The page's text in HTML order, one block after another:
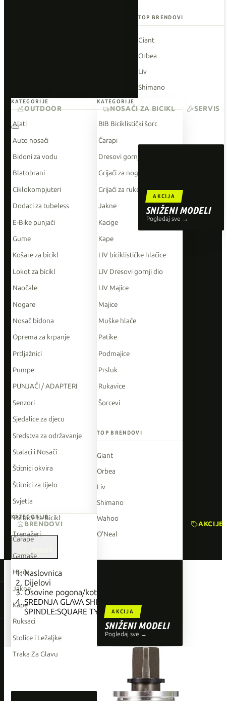
TOP BRENDOVI
Giant
Orbea
Liv
Shimano
O'Neal
AKCIJA
SNIŽENI MODELI
Pogledaj sve →
KATEGORIJE
Alati
Auto nosači
Bidoni za vodu
Blatobrani
Ciklokompjuteri
Dodaci za tubeless
E-Bike punjači
Gume
Košare za bicikl
Lokot za bicikl
Naočale
Nogare
Nosač bidona
Oprema za krpanje
Prtljažnici
Pumpe
PUNJAČI / ADAPTERI
Senzori
Sjedalice za djecu
Sredstva za održavanje
Stalaci i Nosači
Štitnici okvira
Štitnici za tijelo
Svjetla
Torbice za Bicikl
Trenažeri
Giant
Orbea
Liv
Shimano
Wahoo
KATEGORIJE
BIB Biciklistički šorc
Čarapi
Dresovi gornji dio
Grijači za noge
Grijači za ruke
Jakne
Kacige
Kape
LIV biciklističke hlačice
LIV Dresovi gornji dio
LIV Majice
Majice
Muške hlače
Patike
Podmajice
Prsluk
Rukavice
Šorcevi
TOP BRENDOVI
Giant
Orbea
Liv
Shimano
Wahoo
O'Neal
AKCIJA
SNIŽENI MODELI
Pogledaj sve →
OUTDOOR
KATEGORIJE
Čarape
Gamaše
Hlače
Jakne
Kape
Ruksaci
Stolice i Ležaljke
Traka Za Glavu
NOSAČI ZA BICIKL SERVIS
BRENDOVI AKCIJE

Naslovnica
Dijelovi
Osovine pogona/kotača
SREDNJA GLAVA SHIMANO BB-UN300,
SPINDLE:SQUARE TYPE, SHELL:BSA 68MM